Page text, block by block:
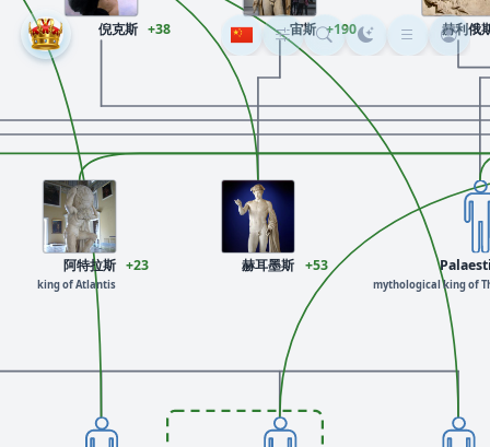
阿特拉斯
king of Atlantis
+23 赫耳墨斯 +53
mythological king of
赫利俄
倪克斯 +38 宙斯 +190